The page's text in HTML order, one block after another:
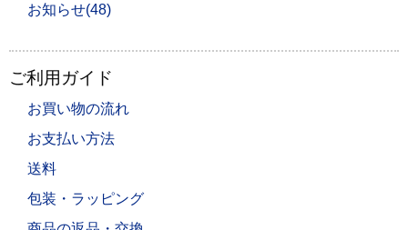
お知らせ(48)
ご利用ガイド
お買い物の流れ
お支払い方法
送料
包装・ラッピング